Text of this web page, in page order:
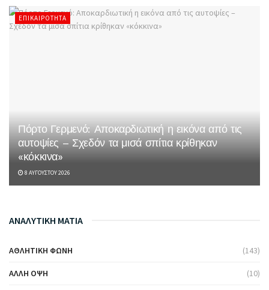
ΕΠΙΚΑΙΡΌΤΗΤΑ
Πόρτο Γερμενό: Αποκαρδιωτική η εικόνα από τις
αυτοψίες – Σχεδόν τα μισά σπίτια κρίθηκαν
«κόκκινα»
8 ΑΥΓΟΎΣΤΟΥ 2026
ΑΝΑΛΥΤΙΚΗ ΜΑΤΙΑ
ΑΘΛΗΤΙΚΉ ΦΩΝΉ (143)
ΆΛΛΗ ΌΨΗ (10)